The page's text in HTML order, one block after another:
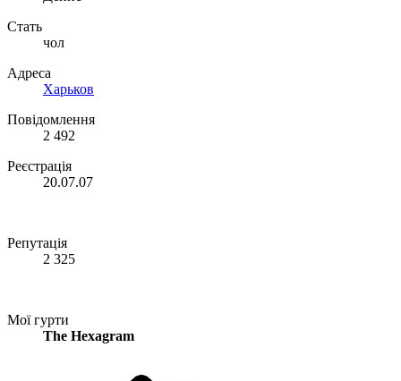
Стать
чол
Адреса
Харьков
Повідомлення
2 492
Реєстрація
20.07.07
Репутація
2 325
Мої гурти
The Hexagram